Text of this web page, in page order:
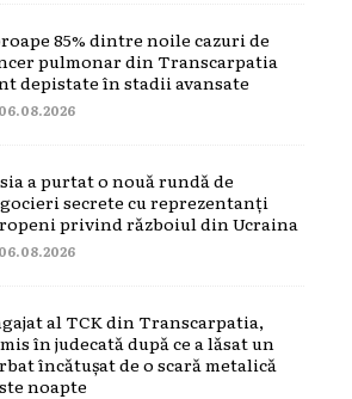
85% dintre noile cazuri de
pulmonar din Transcarpatia
depistate în stadii avansate
06.08.2026
a purtat o nouă rundă de
secrete cu reprezentanți
privind războiul din Ucraina
06.08.2026
al TCK din Transcarpatia,
în judecată după ce a lăsat un
încătușat de o scară metalică
noapte